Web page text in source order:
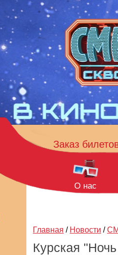
Заказ
О нас
Главная / Новости /
Курская